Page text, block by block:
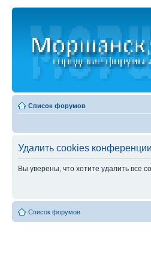
Список форумов
Удалить cookies конференции
Вы уверены, что хотите удалить все
Список форумов